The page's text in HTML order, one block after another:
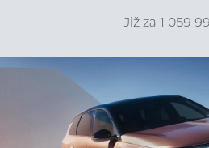
Již za 1 059